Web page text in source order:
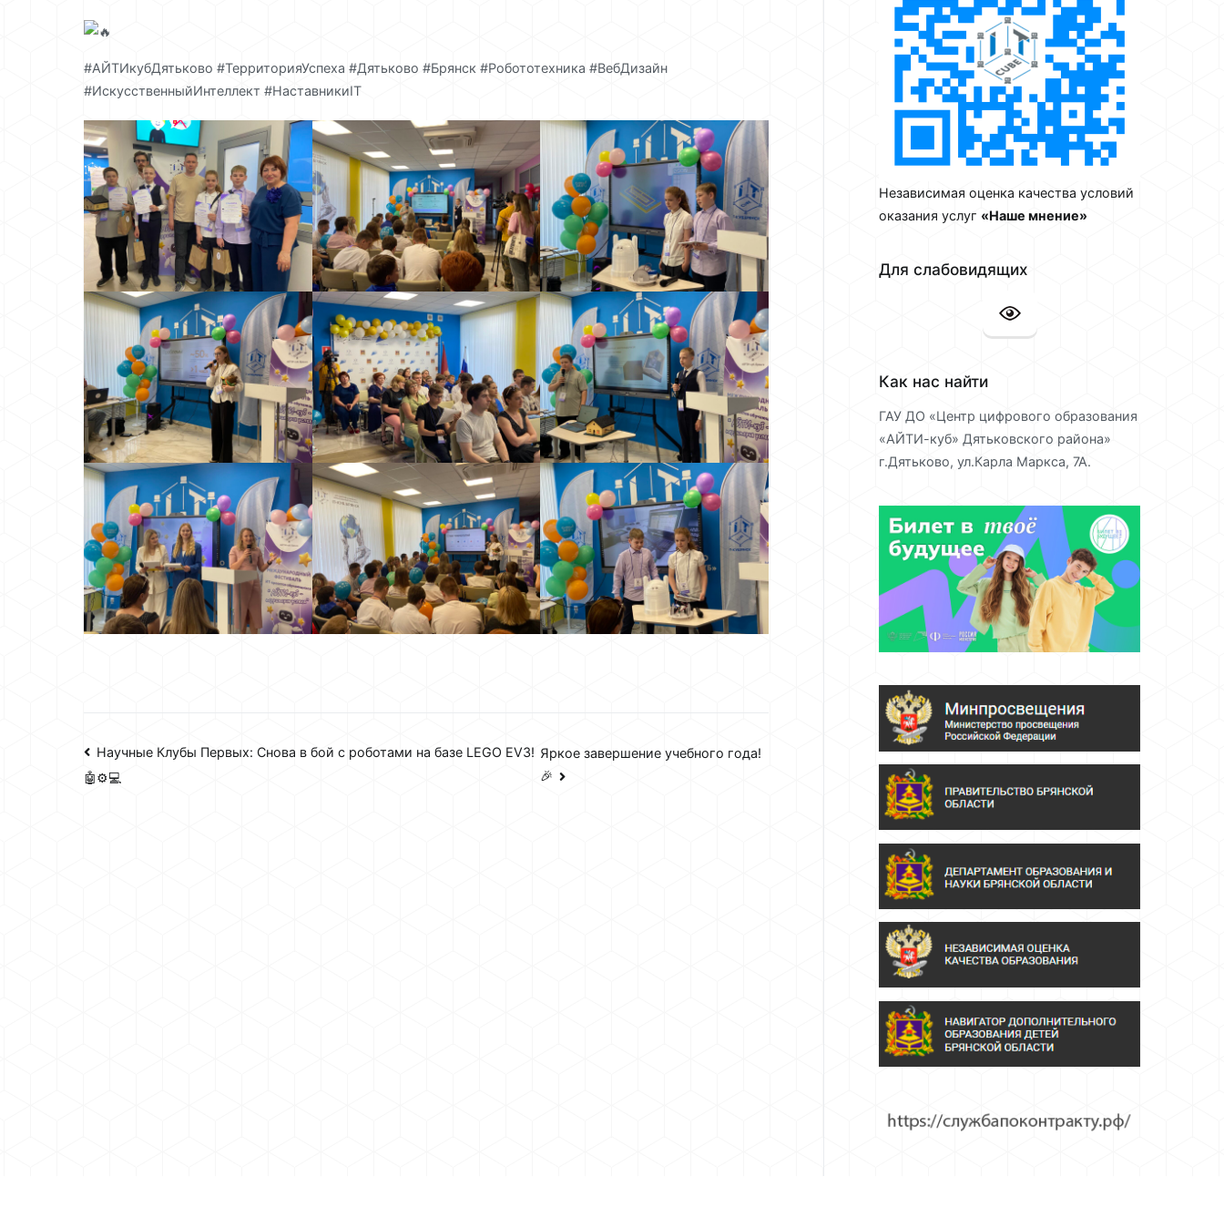
#АЙТИкубДятьково #ТерриторияУспеха #Дятьково #Брянск #Робототехника #ВебДизайн
#ИскусственныйИнтеллект #НаставникиIT
Навигация
по
Научные Клубы Первых: Снова в бой с роботами на базе LEGO EV3!
🤖⚙️💻
Яркое завершение учебного года!
🎉
Независимая оценка качества условий
оказания услуг «Наше мнение»
Для слабовидящих
Как нас найти
ГАУ ДО «Центр цифрового образования
«АЙТИ-куб» Дятьковского района»
г.Дятьково, ул.Карла Маркса, 7А.